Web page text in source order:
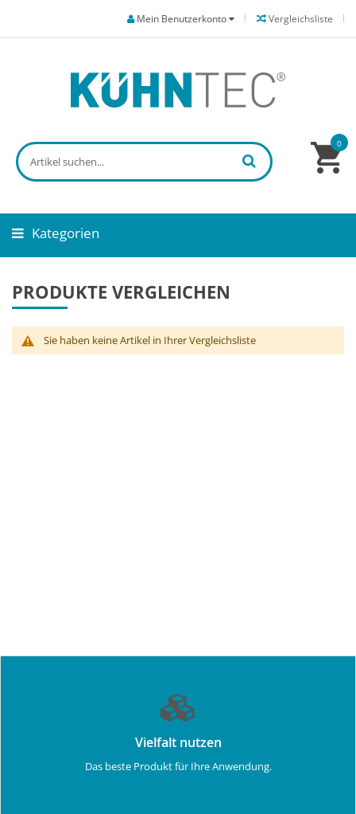
Vergleichsliste
Mein Benutzerkonto
0
Kategorien
PRODUKTE VERGLEICHEN
Sie haben keine Artikel in Ihrer Vergleichsliste
Vielfalt nutzen
Das beste Produkt für Ihre Anwendung.